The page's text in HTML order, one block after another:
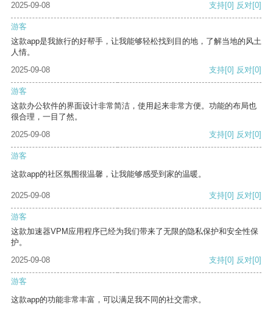
2025-09-08 支持[0] 反对[0]
游客
这款app是我旅行的好帮手，让我能够轻松找到目的地，了解当地的风土
人情。
2025-09-08
支持[0] 反对[0]
游客
这款办公软件的界面设计非常简洁，使用起来非常方便。功能的布局也
很合理，一目了然。
2025-09-08
支持[0] 反对[0]
游客
这款app的社区氛围很温馨，让我能够感受到家的温暖。
2025-09-08 支持[0] 反对[0]
游客
这款加速器VPM应用程序已经为我们带来了无限的隐私保护和安全性保
护。
2025-09-08
支持[0] 反对[0]
游客
这款app的功能非常丰富，可以满足我不同的社交需求。